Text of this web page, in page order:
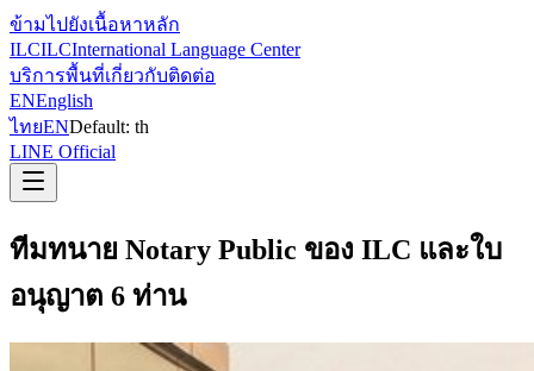
ข้ามไปยังเนื้อหาหลัก
ILCILCInternational Language Center
บริการพื้นที่เกี่ยวกับติดต่อ
ENEnglish
ไทยENDefault: th
LINE Official
ทีมทนาย Notary Public ของ ILC และใบ
อนุญาต 6 ท่าน